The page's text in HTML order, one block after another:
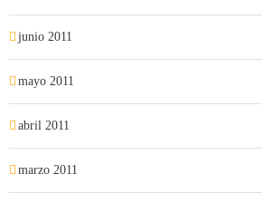
junio 2011
mayo 2011
abril 2011
marzo 2011